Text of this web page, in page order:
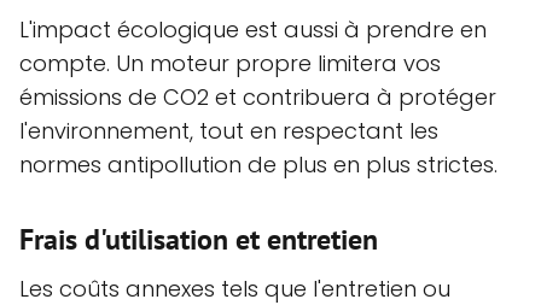
L'impact écologique est aussi à prendre en
compte. Un moteur propre limitera vos
émissions de CO2 et contribuera à protéger
l'environnement, tout en respectant les
normes antipollution de plus en plus strictes.
Frais d'utilisation et entretien
Les coûts annexes tels que l'entretien ou